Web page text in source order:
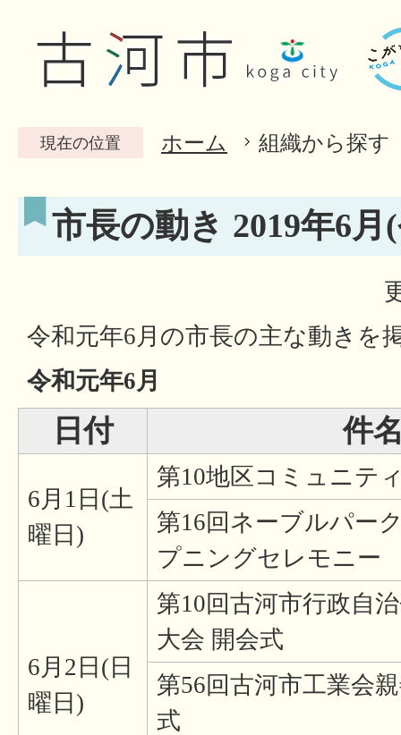
現在の位置 ホーム 組織から探す
市長の動き 2019年6月
令和元年6月の市長の主な動きを
令和元年6月
日付 件
6月1日(土
曜日)
第10地区コミュニテ
第16回ネーブルパー
プニングセレモニー
6月2日(日
曜日)
第10回古河市行政自
大会 開会式
第56回古河市工業会
式